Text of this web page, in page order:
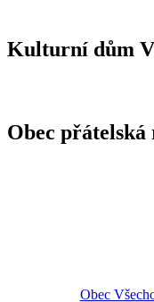
Kulturní dům
Obec přátelská
Obec